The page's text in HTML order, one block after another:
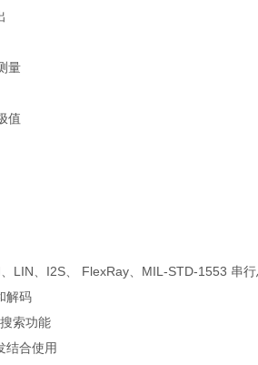
量
值
LIN I2S FlexRay MIL-STD-1553 串
解码
索功能
结合使用